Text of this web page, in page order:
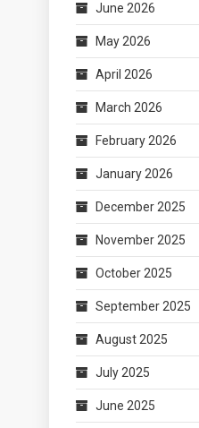
June 2026
May 2026
April 2026
March 2026
February 2026
January 2026
December 2025
November 2025
October 2025
September 2025
August 2025
July 2025
June 2025